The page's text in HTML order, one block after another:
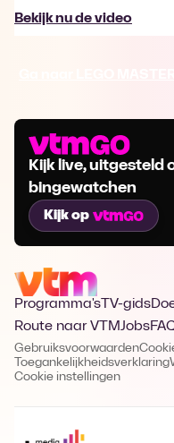
Bekijk nu de video
Kijk live, uitgesteld
bingewatchen
Kijk op
Programma's TV-gids
Route naar VTMJobs
Gebruiksvoorwaarden
Toegankelijkheidsverklaring
Cookie instellingen